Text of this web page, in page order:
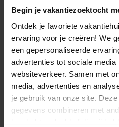
Begin je vakantiezoektocht
Ontdek je favoriete
ervaring voor je creëren! We
een gepersonaliseerde
advertenties tot sociale
websiteverkeer. Samen met
media, advertenties en
je gebruik van onze site.
gegevens combineren met
hen hebt gedeeld of die zij